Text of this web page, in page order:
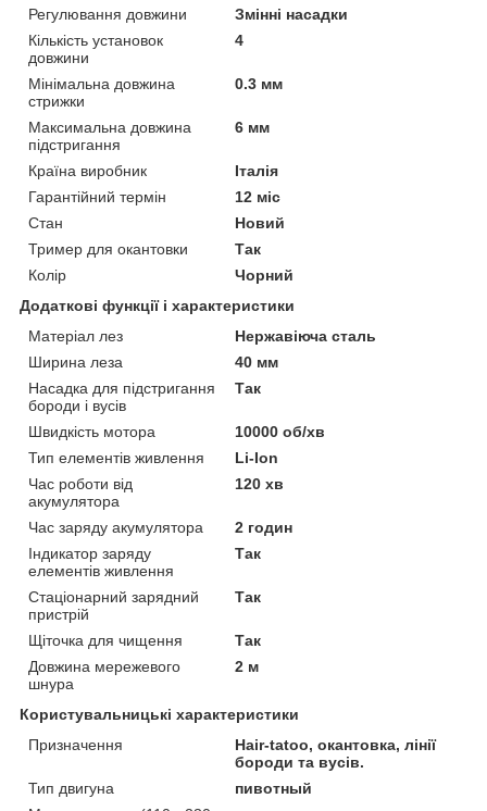
Регулювання довжини
Змінні насадки
Кількість установок
довжини
4
Мінімальна довжина
стрижки
0.3 мм
Максимальна довжина
підстригання
6 мм
Країна виробник
Італія
Гарантійний термін
12 міс
Стан
Новий
Тример для окантовки
Так
Колір
Чорний
Додаткові функції і характеристики
Матеріал лез
Нержавіюча сталь
Ширина леза
40 мм
Насадка для підстригання
бороди і вусів
Так
Швидкість мотора
10000 об/хв
Тип елементів живлення
Li-Ion
Час роботи від
акумулятора
120 хв
Час заряду акумулятора
2 годин
Індикатор заряду
елементів живлення
Так
Стаціонарний зарядний
пристрій
Так
Щіточка для чищення
Так
Довжина мережевого
шнура
2 м
Користувальницькі характеристики
Призначення
Hair-tatoo, окантовка, лінії
бороди та вусів.
Тип двигуна
пивотный